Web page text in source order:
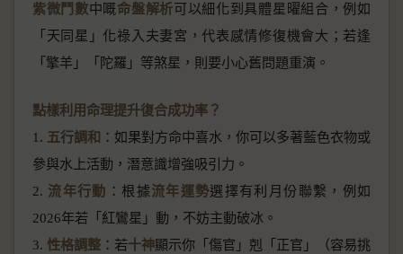
紫微鬥數中嘅命盤解析可以細化到具體星曜組合，例如
「天同星」化祿入夫妻宮，代表感情修復機會大；若逢
「擎羊」「陀羅」等煞星，則要小心舊問題重演。
點樣利用命理提升復合成功率？
1. 五行調和 ：如果對方命中喜水，你可以多著藍色衣物或
參與水上活動，潛意識增強吸引力。
2. 流年行動 ：根據流年運勢選擇有利月份聯繫，例如
2026年若「紅鸞星」動，不妨主動破冰。
3. 性格調整 ：若十神顯示你「傷官」剋「正官」（容易挑